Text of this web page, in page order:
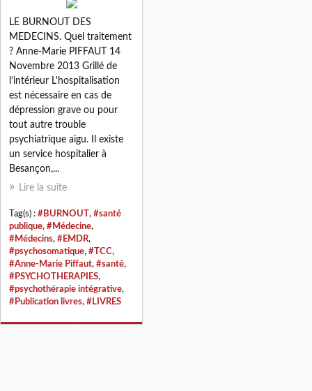
LE BURNOUT DES
MEDECINS. Quel traitement
? Anne-Marie PIFFAUT 14
Novembre 2013 Grillé de
l’intérieur L'hospitalisation
est nécessaire en cas de
dépression grave ou pour
tout autre trouble
psychiatrique aigu. Il existe
un service hospitalier à
Besançon,...
Lire la suite
Tag(s) : #BURNOUT, #santé
publique, #Médecine,
#Médecins, #EMDR,
#psychosomatique, #TCC,
#Anne-Marie Piffaut, #santé,
#PSYCHOTHERAPIES,
#psychothérapie intégrative,
#Publication livres, #LIVRES